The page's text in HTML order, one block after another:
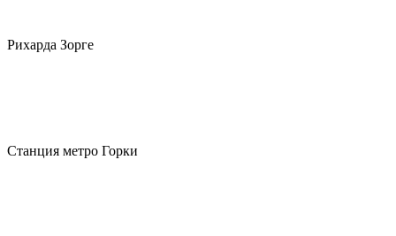
Рихарда Зорге
Станция метро Горки